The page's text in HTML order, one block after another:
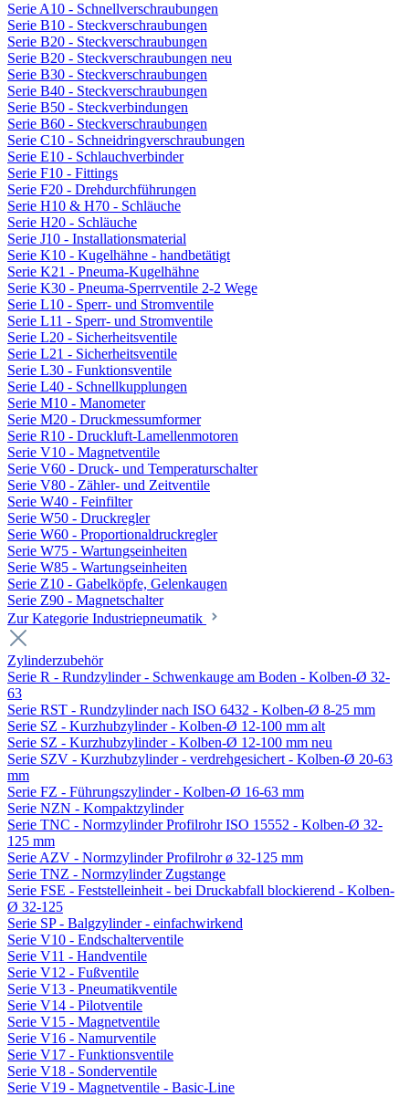
Serie A10 - Schnellverschraubungen
Serie B10 - Steckverschraubungen
Serie B20 - Steckverschraubungen
Serie B20 - Steckverschraubungen neu
Serie B30 - Steckverschraubungen
Serie B40 - Steckverschraubungen
Serie B50 - Steckverbindungen
Serie B60 - Steckverschraubungen
Serie C10 - Schneidringverschraubungen
Serie E10 - Schlauchverbinder
Serie F10 - Fittings
Serie F20 - Drehdurchführungen
Serie H10 & H70 - Schläuche
Serie H20 - Schläuche
Serie J10 - Installationsmaterial
Serie K10 - Kugelhähne - handbetätigt
Serie K21 - Pneuma-Kugelhähne
Serie K30 - Pneuma-Sperrventile 2-2 Wege
Serie L10 - Sperr- und Stromventile
Serie L11 - Sperr- und Stromventile
Serie L20 - Sicherheitsventile
Serie L21 - Sicherheitsventile
Serie L30 - Funktionsventile
Serie L40 - Schnellkupplungen
Serie M10 - Manometer
Serie M20 - Druckmessumformer
Serie R10 - Druckluft-Lamellenmotoren
Serie V10 - Magnetventile
Serie V60 - Druck- und Temperaturschalter
Serie V80 - Zähler- und Zeitventile
Serie W40 - Feinfilter
Serie W50 - Druckregler
Serie W60 - Proportionaldruckregler
Serie W75 - Wartungseinheiten
Serie W85 - Wartungseinheiten
Serie Z10 - Gabelköpfe, Gelenkaugen
Serie Z90 - Magnetschalter
Zur Kategorie Industriepneumatik
Zylinderzubehör
Serie R - Rundzylinder - Schwenkauge am Boden - Kolben-Ø 32-
63
Serie RST - Rundzylinder nach ISO 6432 - Kolben-Ø 8-25 mm
Serie SZ - Kurzhubzylinder - Kolben-Ø 12-100 mm alt
Serie SZ - Kurzhubzylinder - Kolben-Ø 12-100 mm neu
Serie SZV - Kurzhubzylinder - verdrehgesichert - Kolben-Ø 20-63
mm
Serie FZ - Führungszylinder - Kolben-Ø 16-63 mm
Serie NZN - Kompaktzylinder
Serie TNC - Normzylinder Profilrohr ISO 15552 - Kolben-Ø 32-
125 mm
Serie AZV - Normzylinder Profilrohr ø 32-125 mm
Serie TNZ - Normzylinder Zugstange
Serie FSE - Feststelleinheit - bei Druckabfall blockierend - Kolben-
Ø 32-125
Serie SP - Balgzylinder - einfachwirkend
Serie V10 - Endschalterventile
Serie V11 - Handventile
Serie V12 - Fußventile
Serie V13 - Pneumatikventile
Serie V14 - Pilotventile
Serie V15 - Magnetventile
Serie V16 - Namurventile
Serie V17 - Funktionsventile
Serie V18 - Sonderventile
Serie V19 - Magnetventile - Basic-Line